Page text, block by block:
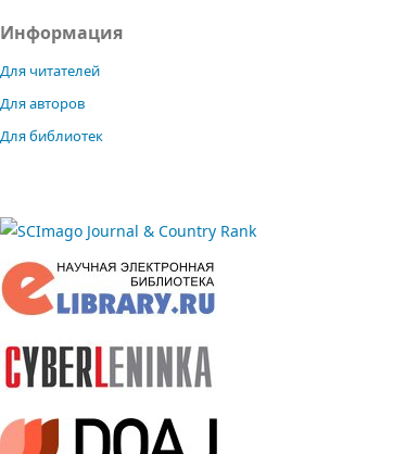
Информация
Для читателей
Для авторов
Для библиотек